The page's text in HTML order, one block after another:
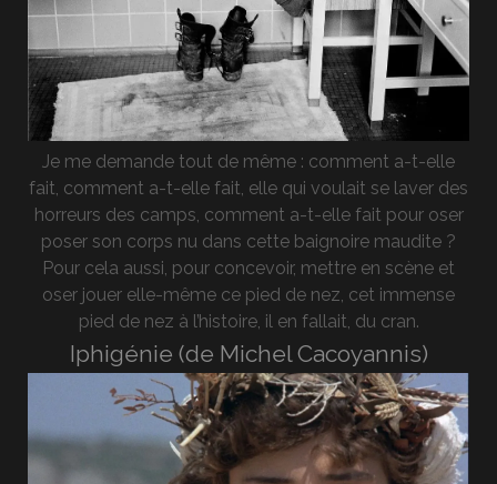
Je me demande tout de même : comment a-t-elle
fait, comment a-t-elle fait, elle qui voulait se laver des
horreurs des camps, comment a-t-elle fait pour oser
poser son corps nu dans cette baignoire maudite ?
Pour cela aussi, pour concevoir, mettre en scène et
oser jouer elle-même ce pied de nez, cet immense
pied de nez à l’histoire, il en fallait, du cran.
Iphigénie (de Michel Cacoyannis)